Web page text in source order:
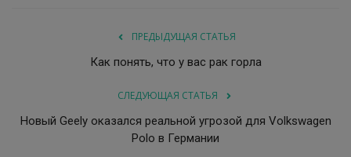
ПРЕДЫДУЩАЯ СТАТЬЯ
Как понять, что у вас рак горла
СЛЕДУЮЩАЯ СТАТЬЯ
Новый Geely оказался реальной угрозой для Volkswagen
Polo в Германии